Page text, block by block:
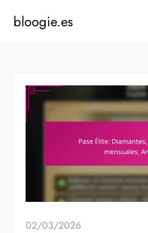
bloogie.es
02/03/2026